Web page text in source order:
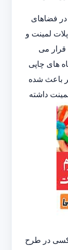
فضاهای
لمینت و
قرار می
های چاپی
باعث شده
داشته
در طرح